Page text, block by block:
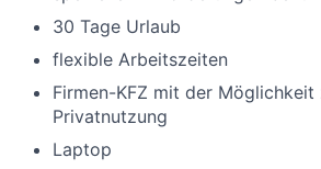
30 Tage Urlaub
flexible Arbeitszeiten
Firmen-KFZ mit der
Privatnutzung
Laptop